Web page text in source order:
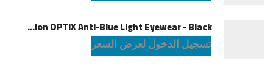
Green Lion OPTIX Anti-Blue Light Eyewear - Black
تسجيل الدخول لعرض السعر